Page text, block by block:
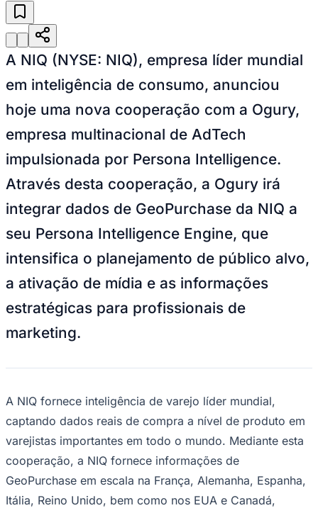
Esperança
Julio
MutingaJardim Paraíso
Luís
Jardim São Pedro
TupãJardim TupanciMutingaNova AldeinhaOsascoParque dos
Camargos
Parque Imperial Parque Santa Luzia Parque VianaPirapora
do Bom JesusRecanto PhrynéaSantana de
Parnaíba SilveiraTamboré Vale do SolVila BarrosVila Boa Vista
do CondeVila Engenho NovoVila MárciaVila Nossa Sra. da
Escada
Vila Porto
Votupoca
Para Sua Empresa
Anuncie no Portal
Guia de Empresas
Divulgar Vagas Novo
Negócios Regionais
Turismo
Hospitais Estaduais
Parques & Represas
Cidades da Região
Santana de Parnaíba Osasco CarapicuíbaJandiraItapevi
do Bom Jesus
Araçariguama Cajamar
RochaFrancisco Morato
Para Sua Empresa
Anuncie Regional
Vagas na Região Novo
Hub de Negócios
Selo Verificado
Portal Educacional
Agenda de Vestibulares
Vagas de Emprego
Concursos
A NIQ (NYSE: NIQ), empresa líder mundial
em inteligência de consumo, anunciou
hoje uma nova cooperação com a Ogury,
empresa multinacional de AdTech
impulsionada por Persona Intelligence.
Através desta cooperação, a Ogury irá
integrar dados de GeoPurchase da NIQ a
seu Persona Intelligence Engine, que
intensifica o planejamento de público alvo,
a ativação de mídia e as informações
estratégicas para profissionais de
marketing.
A NIQ fornece inteligência de varejo líder mundial,
captando dados reais de compra a nível de produto em
varejistas importantes em todo o mundo. Mediante esta
cooperação, a NIQ fornece informações de
GeoPurchase em escala na França, Alemanha, Espanha,
Itália, Reino Unido, bem como nos EUA e Canadá,